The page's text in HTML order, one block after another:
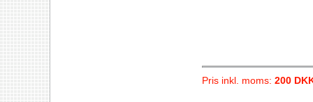
Pris inkl. moms: 200